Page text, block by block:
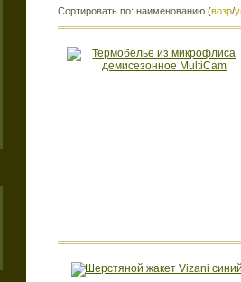
Сортировать по: наименованию (возр/